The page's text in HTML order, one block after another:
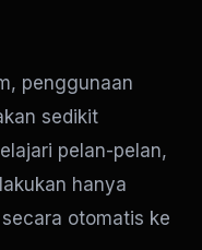
penggunaan
sedikit
pelan-pelan,
hanya
otomatis ke